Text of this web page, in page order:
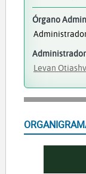
Órgano
Levan